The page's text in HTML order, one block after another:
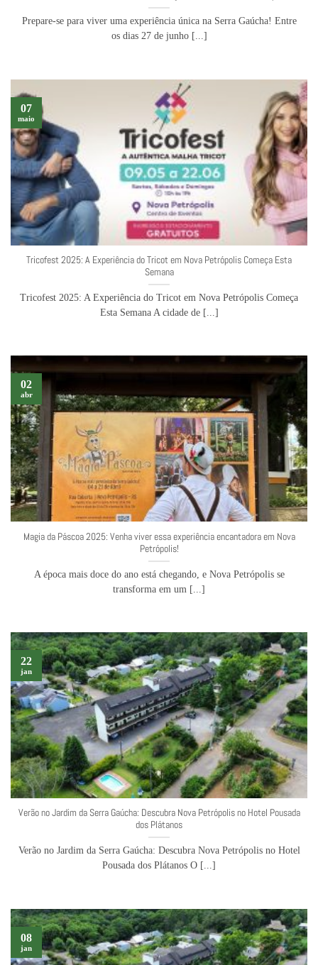
Prepare-se para viver uma experiência única na Serra Gaúcha! Entre
os dias 27 de junho [...]
Tricofest 2025: A Experiência do Tricot em Nova Petrópolis Começa Esta
Semana
Tricofest 2025: A Experiência do Tricot em Nova Petrópolis Começa
Esta Semana A cidade de [...]
07
maio
Magia da Páscoa 2025: Venha viver essa experiência encantadora em Nova
Petrópolis!
A época mais doce do ano está chegando, e Nova Petrópolis se
transforma em um [...]
02
abr
Verão no Jardim da Serra Gaúcha: Descubra Nova Petrópolis no Hotel Pousada
dos Plátanos
Verão no Jardim da Serra Gaúcha: Descubra Nova Petrópolis no Hotel
Pousada dos Plátanos O [...]
22
jan
08
jan